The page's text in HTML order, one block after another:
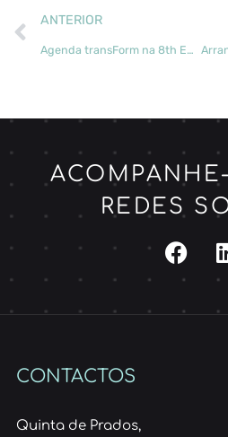
ANTERIOR
Agenda transForm na 8th European Regional Conference on Geosynthetics
REDES
CONTACTOS
Quinta de Prados,